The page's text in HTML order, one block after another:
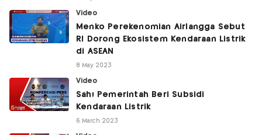
Video
Menko Perekenomian Airlangga Sebut
RI Dorong Ekosistem Kendaraan Listrik
di ASEAN
8 May 2023
Video
Sah! Pemerintah Beri Subsidi
Kendaraan Listrik
6 March 2023